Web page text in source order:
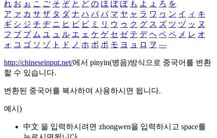
れ お ぉ こ ご そ ぞ と ど の ほ ぼ ぽ も よ ょ ろ を
ア ァ カ サ ザ タ ダ ナ ハ バ パ マ ヤ ャ ラ ワ ヮ ン イ ィ キ
ギ シ ジ チ ヂ ニ ヒ ビ ピ ミ リ ウ ゥ ク グ ス ズ ツ ヅ ッ ヌ
フ ブ プ ム ユ ュ ル エ ェ ケ ゲ セ ゼ テ デ ヘ ベ ペ メ レ オ
ォ コ ゴ ソ ゾ ト ド ノ ホ ボ ポ モ ヨ ョ ロ ヲ ―
http://chineseinput.net/에서 pinyin(병음)방식으로 중국어를 변환
할 수 있습니다.
변환된 중국어를 복사하여 사용하시면 됩니다.
예시)
中文 을 입력하시려면 zhongwen을 입력하시고 space를